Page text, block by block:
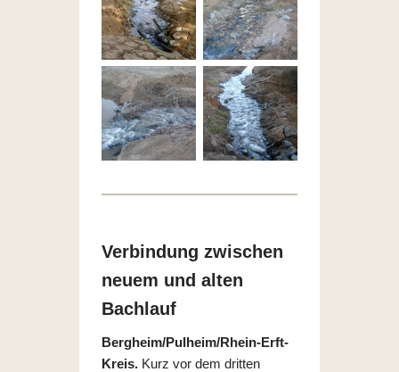
Verbindung zwischen
neuem und alten
Bachlauf
Bergheim/Pulheim/Rhein-Erft-
Kreis. Kurz vor dem dritten